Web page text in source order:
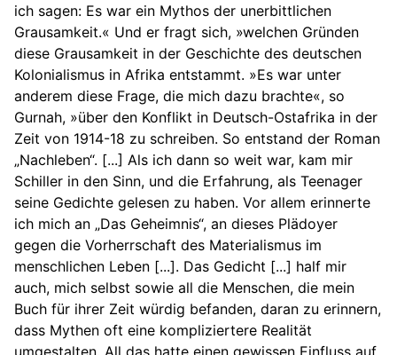
ich sagen: Es war ein Mythos der unerbittlichen
Grausamkeit.« Und er fragt sich, »welchen Gründen
diese Grausamkeit in der Geschichte des deutschen
Kolonialismus in Afrika entstammt. »Es war unter
anderem diese Frage, die mich dazu brachte«, so
Gurnah, »über den Konflikt in Deutsch-Ostafrika in der
Zeit von 1914-18 zu schreiben. So entstand der Roman
„Nachleben“. [...] Als ich dann so weit war, kam mir
Schiller in den Sinn, und die Erfahrung, als Teenager
seine Gedichte gelesen zu haben. Vor allem erinnerte
ich mich an „Das Geheimnis“, an dieses Plädoyer
gegen die Vorherrschaft des Materialismus im
menschlichen Leben [...]. Das Gedicht [...] half mir
auch, mich selbst sowie all die Menschen, die mein
Buch für ihrer Zeit würdig befanden, daran zu erinnern,
dass Mythen oft eine kompliziertere Realität